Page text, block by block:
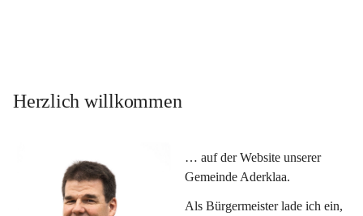
Herzlich willkommen
… auf der Website unserer
Gemeinde Aderklaa.
Als Bürgermeister lade ich ein,